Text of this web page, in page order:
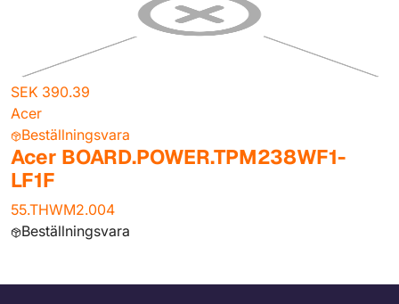
SEK 390.39
Acer
Beställningsvara
Acer BOARD.POWER.TPM238WF1-
LF1F
55.THWM2.004
Beställningsvara